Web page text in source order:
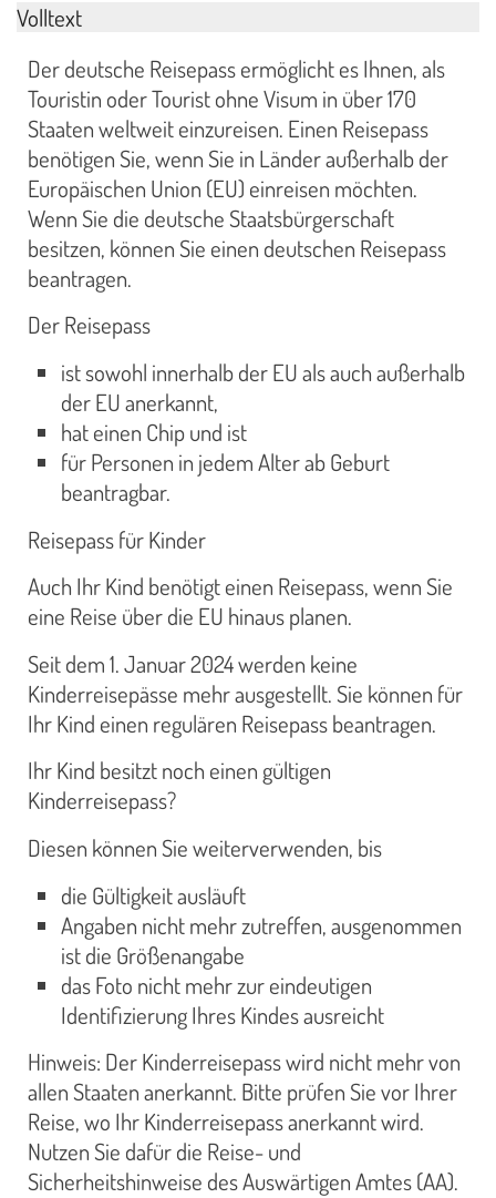
Volltext
Der deutsche Reisepass ermöglicht es Ihnen, als
Touristin oder Tourist ohne Visum in über 170
Staaten weltweit einzureisen. Einen Reisepass
benötigen Sie, wenn Sie in Länder außerhalb der
Europäischen Union (EU) einreisen möchten.
Wenn Sie die deutsche Staatsbürgerschaft
besitzen, können Sie einen deutschen Reisepass
beantragen.
Der Reisepass
ist sowohl innerhalb der EU als auch außerhalb
der EU anerkannt,
hat einen Chip und ist
für Personen in jedem Alter ab Geburt
beantragbar.
Reisepass für Kinder
Auch Ihr Kind benötigt einen Reisepass, wenn Sie
eine Reise über die EU hinaus planen.
Seit dem 1. Januar 2024 werden keine
Kinderreisepässe mehr ausgestellt. Sie können für
Ihr Kind einen regulären Reisepass beantragen.
Ihr Kind besitzt noch einen gültigen
Kinderreisepass?
Diesen können Sie weiterverwenden, bis
die Gültigkeit ausläuft
Angaben nicht mehr zutreffen, ausgenommen
ist die Größenangabe
das Foto nicht mehr zur eindeutigen
Identifizierung Ihres Kindes ausreicht
Hinweis: Der Kinderreisepass wird nicht mehr von
allen Staaten anerkannt. Bitte prüfen Sie vor Ihrer
Reise, wo Ihr Kinderreisepass anerkannt wird.
Nutzen Sie dafür die Reise- und
Sicherheitshinweise des Auswärtigen Amtes (AA).